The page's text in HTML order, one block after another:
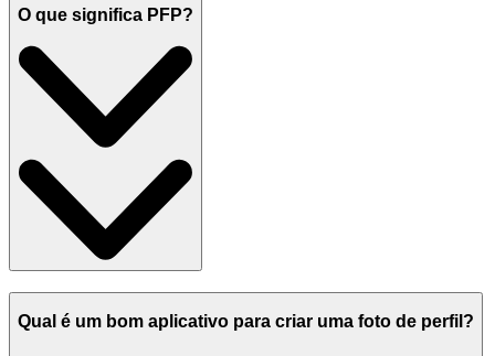
O que significa PFP?
Qual é um bom aplicativo para criar uma foto de perfil?